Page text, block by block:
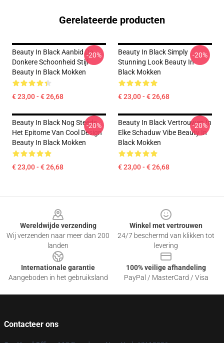
Gerelateerde producten
Beauty In Black Aanbid De
Donkere Schoonheid Stijl
Beauty In Black Mokken
€ 23,00 - € 26,68
-20%
Beauty In Black Simply
Stunning Look Beauty In
Black Mokken
€ 23,00 - € 26,68
-20%
Beauty In Black Nog Steeds
Het Epitome Van Cool Design
Beauty In Black Mokken
€ 23,00 - € 26,68
-20%
Beauty In Black Vertrouwen In
Elke Schaduw Vibe Beauty In
Black Mokken
€ 23,00 - € 26,68
-20%
Wereldwijde verzending
Wij verzenden naar meer dan 200
landen
Winkel met vertrouwen
24/7 beschermd van klikken tot
levering
Internationale garantie
Aangeboden in het gebruiksland
100% veilige afhandeling
PayPal / MasterCard / Visa
Contacteer ons